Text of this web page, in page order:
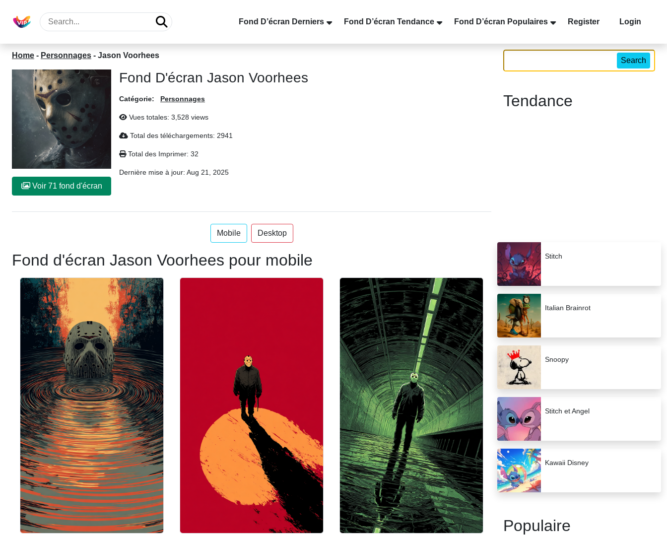
Fond D’écran Derniers Fond D’écran Tendance Fond D’écran Populaires Register Login
Home - Personnages - Jason Voorhees
Voir 71 fond d'écran
Fond D'écran Jason Voorhees
Catégorie: Personnages
Vues totales: 3,528 views
Total des téléchargements: 2941
Total des Imprimer: 32
Dernière mise à jour: Aug 21, 2025
Mobile Desktop
Fond d'écran Jason Voorhees pour mobile
Search
Tendance
Stitch
Italian Brainrot
Snoopy
Stitch et Angel
Kawaii Disney
Populaire